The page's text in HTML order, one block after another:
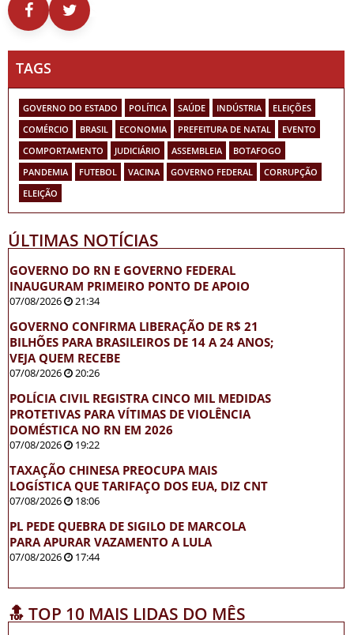
TAGS
GOVERNO DO ESTADO POLÍTICA SAÚDE INDÚSTRIA
ELEIÇÕES
COMÉRCIO
BRASIL ECONOMIA PREFEITURA DE NATAL
EVENTO
COMPORTAMENTO
JUDICIÁRIO ASSEMBLEIA
BOTAFOGO
PANDEMIA
FUTEBOL VACINA GOVERNO FEDERAL
CORRUPÇÃO
ELEIÇÃO
ÚLTIMAS NOTÍCIAS
GOVERNO DO RN E GOVERNO FEDERAL
INAUGURAM PRIMEIRO PONTO DE APOIO
07/08/2026 21:34
GOVERNO CONFIRMA LIBERAÇÃO DE R$ 21
BILHÕES PARA BRASILEIROS DE 14 A 24 ANOS;
VEJA QUEM RECEBE
07/08/2026 20:26
POLÍCIA CIVIL REGISTRA CINCO MIL MEDIDAS
PROTETIVAS PARA VÍTIMAS DE VIOLÊNCIA
DOMÉSTICA NO RN EM 2026
07/08/2026 19:22
TAXAÇÃO CHINESA PREOCUPA MAIS
LOGÍSTICA QUE TARIFAÇO DOS EUA, DIZ CNT
07/08/2026 18:06
PL PEDE QUEBRA DE SIGILO DE MARCOLA
PARA APURAR VAZAMENTO A LULA
07/08/2026 17:44
🔝 TOP 10 MAIS LIDAS DO MÊS